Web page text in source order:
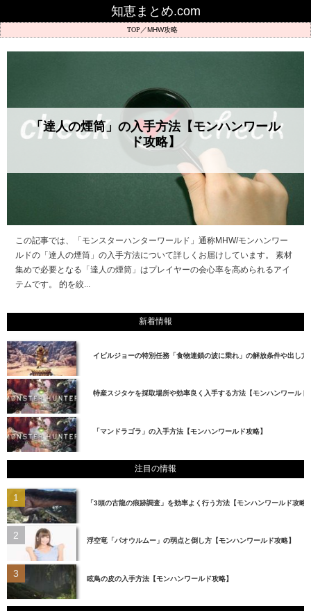
知恵まとめ.com
MHW攻略
「達人の煙筒」の入手方法【モンハンワール
ド攻略】
この記事では、「モンスターハンターワールド」通称MHW/モンハンワー
ルドの「達人の煙筒」の入手方法について詳しくお届けしています。 素材
集めで必要となる「達人の煙筒」はプレイヤーの会心率を高められるアイ
テムです。 的を絞...
新着情報
イビルジョーの特別任務「食物連鎖の波に乗れ」の解放条件や出し
特産スジタケを採取場所や効率良く入手する方法【モンハンワールド
「マンドラゴラ」の入手方法【モンハンワールド攻略】
注目の情報
「3頭の古龍の痕跡調査」を効率よく行う方法【モンハンワールド攻略
浮空竜「パオウルムー」の弱点と倒し方【モンハンワールド攻略】
眩鳥の皮の入手方法【モンハンワールド攻略】